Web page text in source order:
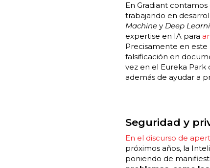
En Gradiant contamos
trabajando en
Machiney Deep
expertise en IA para
Precisamente en
falsificación en
vez en el Eureka Park
además de ayudar a
Seguridad y
En el discurso de
próximos años, la
poniendo de